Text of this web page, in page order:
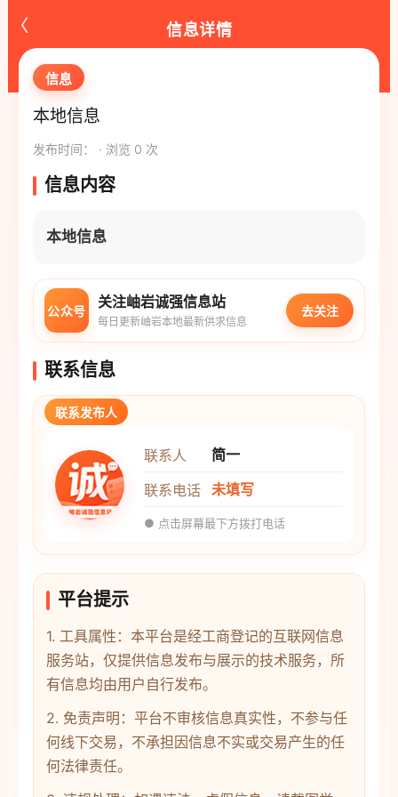
‹ 信息详情
信息
本地信息
发布时间： · 浏览 0 次
信息内容
本地信息
公众号
关注岫岩诚强信息站
每日更新岫岩本地最新供求信息
去关注
联系信息
联系发布人
联系人
简一
联系电话 未填写
● 点击屏幕最下方拨打电话
平台提示
1. 工具属性：本平台是经工商登记的互联网信息
服务站，仅提供信息发布与展示的技术服务，所
有信息均由用户自行发布。
2. 免责声明：平台不审核信息真实性，不参与任
何线下交易，不承担因信息不实或交易产生的任
何法律责任。